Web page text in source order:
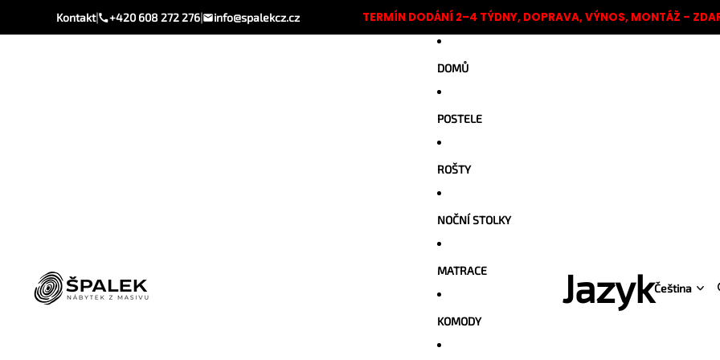
Kontakt| +420 608 272 276| info@spalekcz.cz TERMÍN DODÁNÍ 2–4 TÝDNY, DOPRAVA, VÝNOS, MONTÁŽ –
DOMŮ
POSTELE
ROŠTY
NOČNÍ STOLKY
MATRACE
KOMODY
Jazyk